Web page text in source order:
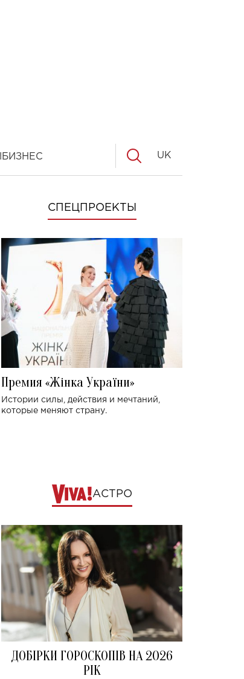
БИЗНЕС UK
СПЕЦПРОЕКТЫ
Премия «Жінка України»
Истории силы, действия и мечтаний,
которые меняют страну.
АСТРО
ДОБІРКИ ГОРОСКОПІВ НА 2026
РІК